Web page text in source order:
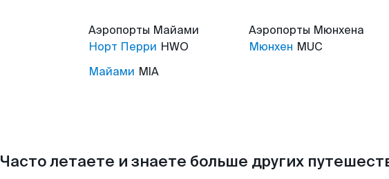
Аэропорты Майами
Норт Перри HWO
Майами MIA
Аэропорты Мюнхена
Мюнхен MUC
Часто летаете и знаете больше других